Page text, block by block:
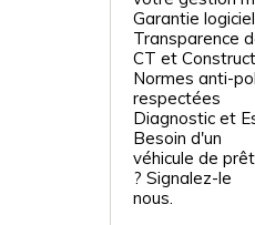
Garantie
Transparence
CT et
Normes anti-
respectées
Diagnostic et
Besoin d'un
véhicule de prêt
? Signalez-le
nous.